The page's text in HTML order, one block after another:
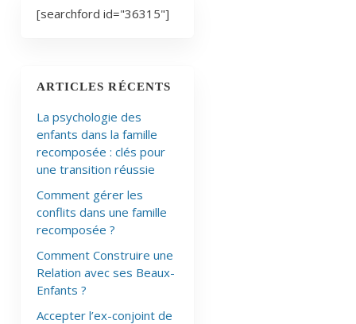
[searchford id="36315"]
ARTICLES RÉCENTS
La psychologie des
enfants dans la famille
recomposée : clés pour
une transition réussie
Comment gérer les
conflits dans une famille
recomposée ?
Comment Construire une
Relation avec ses Beaux-
Enfants ?
Accepter l’ex-conjoint de